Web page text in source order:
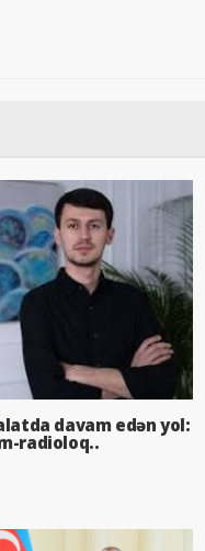
davam edən yol:
radioloq..